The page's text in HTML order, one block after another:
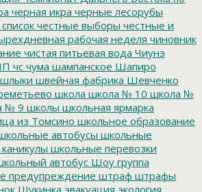
черная икра черные лесорубы
честные выборы честные и
рабочая неделя чиновник
чистая питьевая вода Чиунэ
чс чума шампанское Шапиро
швейная фабрика Шевченко
школа школа № 10 школа №
№ 9 школы школьная ярмарка
из Томсино школьное образование
автобусы школьные
школьные перевозки
автобус Шоу группа
предупреждение штраф штрафы
Щукинка эвакуация экология